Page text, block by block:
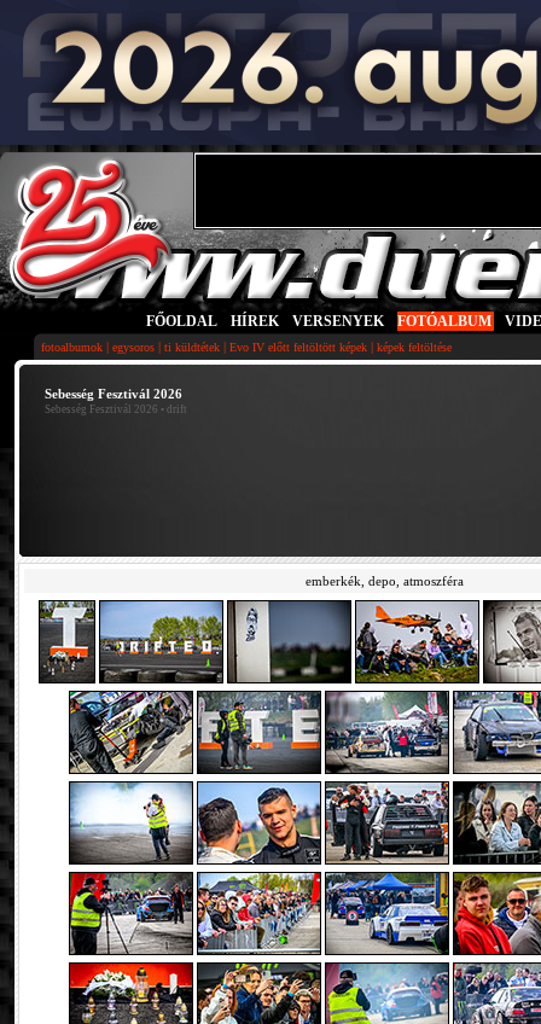
FŐOLDAL HÍREK VERSENYEK FOTÓALBUM
fotoalbumok | egysoros | ti küldtétek | Evo IV előtt feltöltött képek | képek feltöltése
Sebesség Fesztivál 2026
Sebesség Fesztivál 2026 • drift
emberkék, depo, atmoszféra